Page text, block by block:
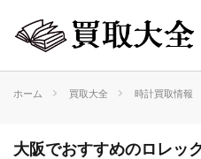
ホーム 買取大全 時計買取情報
大阪でおすすめのロレッ